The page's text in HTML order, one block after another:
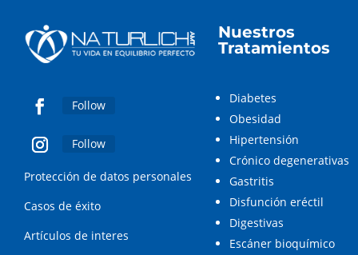
Follow
Follow
Protección de datos personales
Casos de éxito
Artículos de interes
Nuestros
Tratamientos
Diabetes
Obesidad
Hipertensión
Crónico degenerativas
Gastritis
Disfunción eréctil
Digestivas
Escáner bioquímico